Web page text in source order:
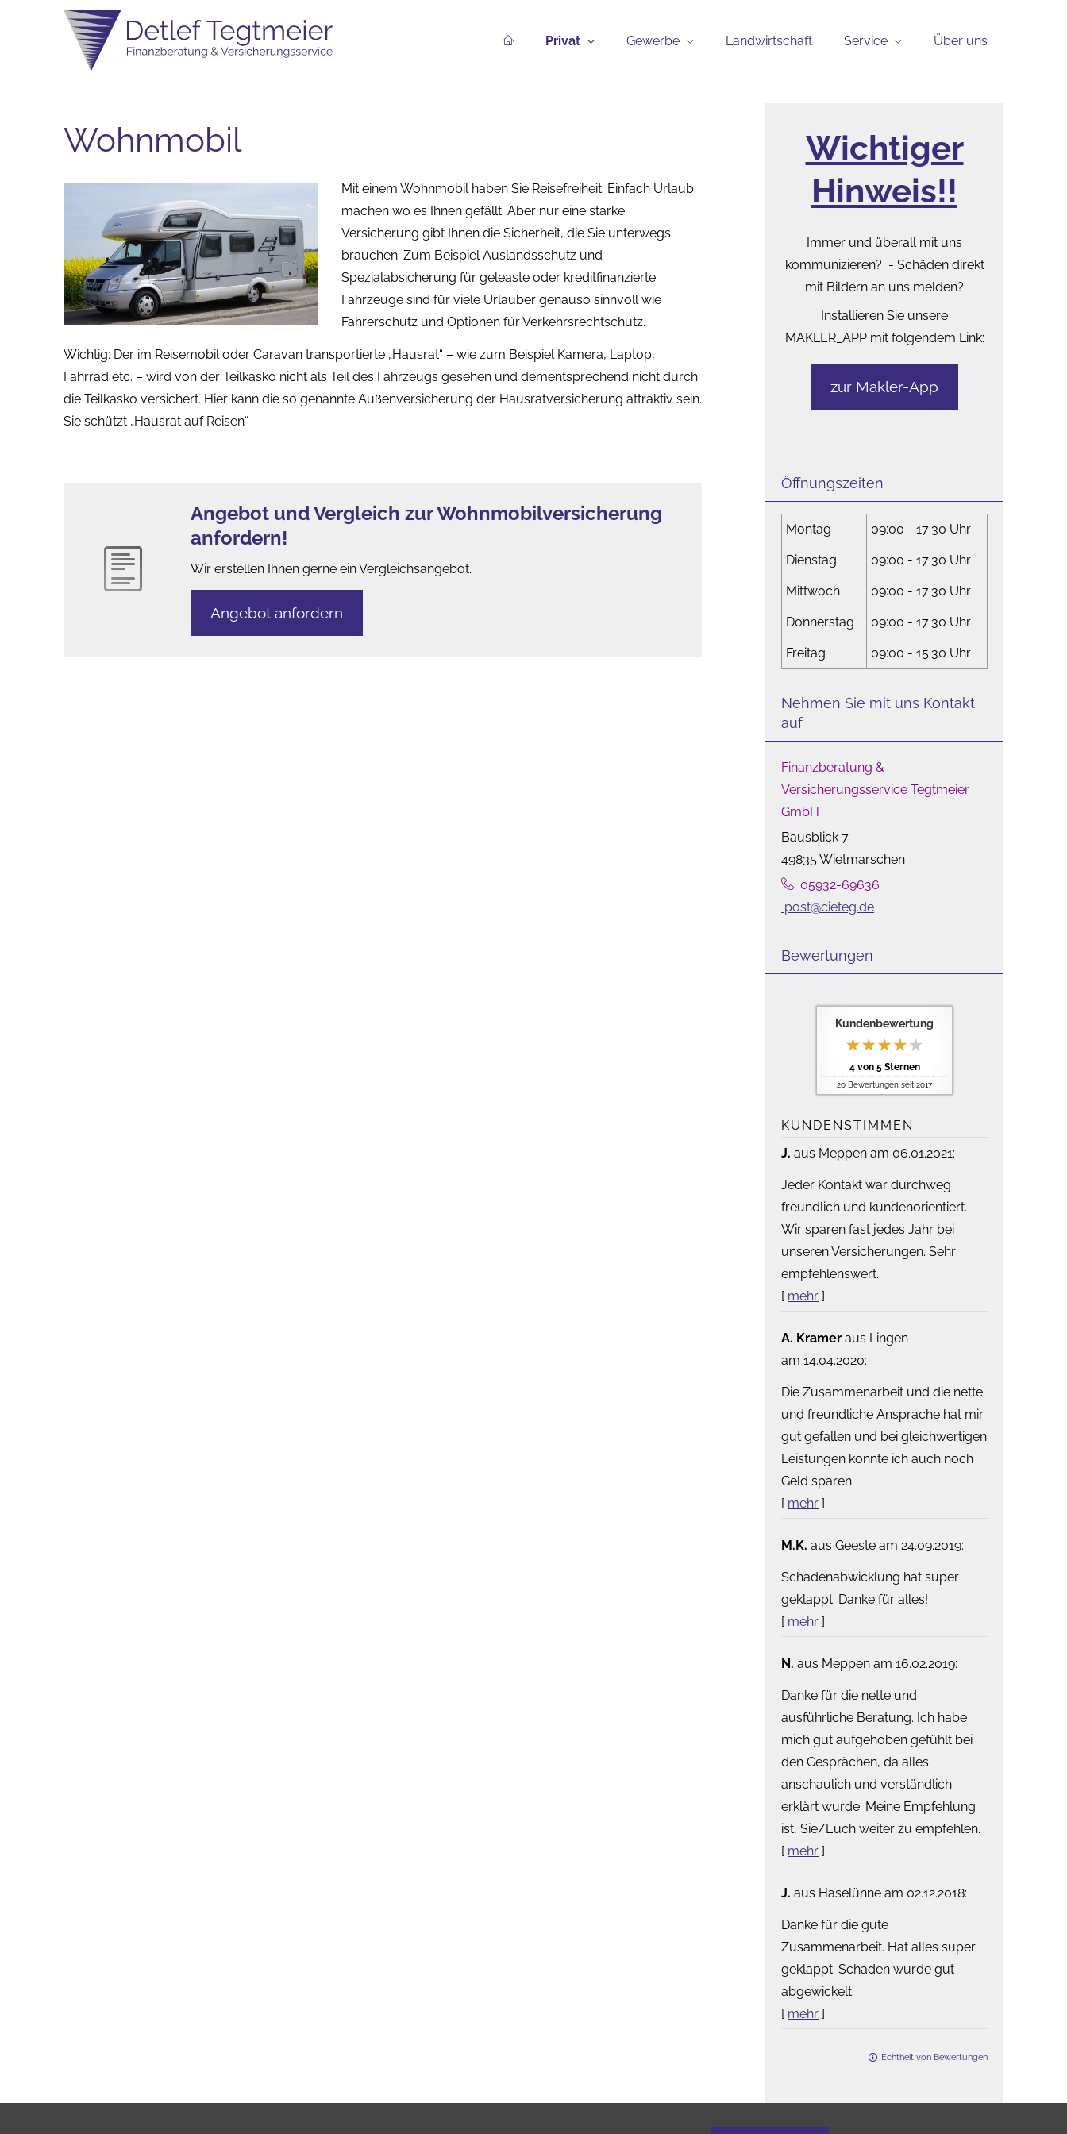
Privat Gewerbe Landwirtschaft Service Über uns
Wichtiger
Hinweis!!
Immer und überall mit uns
kommunizieren? - Schäden direkt
mit Bildern an uns melden?
Installieren Sie unsere
MAKLER_APP mit folgendem Link:
zur Makler-App
Öffnungszeiten
Montag 09:00 - 17:30 Uhr
Dienstag 09:00 - 17:30 Uhr
Mittwoch 09:00 - 17:30 Uhr
Donnerstag 09:00 - 17:30 Uhr
Freitag 09:00 - 15:30 Uhr
Nehmen Sie mit uns Kontakt
auf
Finanzberatung &
Versicherungsservice Tegtmeier
GmbH
Bausblick 7
49835 Wietmarschen
05932-69636
post@cieteg.de
Bewertungen
Kundenbewertung
4von 5Sternen
20 Bewertungen seit 2017
KUNDENSTIMMEN:
J. aus Meppen am 06.01.2021:
Jeder Kontakt war durchweg
freundlich und kundenorientiert.
Wir sparen fast jedes Jahr bei
unseren Versicherungen. Sehr
empfehlenswert.
[ mehr ]
A. Kramer aus Lingen
am 14.04.2020:
Die Zusammenarbeit und die nette
und freundliche Ansprache hat mir
gut gefallen und bei gleichwertigen
Leistungen konnte ich auch noch
Geld sparen.
[ mehr ]
M.K. aus Geeste am 24.09.2019:
Schadenabwicklung hat super
geklappt. Danke für alles!
[ mehr ]
N. aus Meppen am 16.02.2019:
Danke für die nette und
ausführliche Beratung. Ich habe
mich gut aufgehoben gefühlt bei
den Gesprächen, da alles
anschaulich und verständlich
erklärt wurde. Meine Empfehlung
ist, Sie/Euch weiter zu empfehlen.
[ mehr ]
J. aus Haselünne am 02.12.2018:
Danke für die gute
Zusammenarbeit. Hat alles super
geklappt. Schaden wurde gut
abgewickelt.
[ mehr ]
Echtheit von Bewertungen
Wohnmobil
Mit einem Wohnmobil haben Sie Reisefreiheit. Einfach Urlaub
machen wo es Ihnen gefällt. Aber nur eine starke
Versicherung gibt Ihnen die Sicherheit, die Sie unterwegs
brauchen. Zum Beispiel Auslandsschutz und
Spezialabsicherung für geleaste oder kreditfinanzierte
Fahrzeuge sind für viele Urlauber genauso sinnvoll wie
Fahrerschutz und Optionen für Verkehrsrechtschutz.
Wichtig: Der im Reisemobil oder Caravan transportierte „Hausrat“ – wie zum Beispiel Kamera, Laptop,
Fahrrad etc. – wird von der Teilkasko nicht als Teil des Fahrzeugs gesehen und dementsprechend nicht durch
die Teilkasko versichert. Hier kann die so genannte Außenversicherung der Haus­rat­ver­si­che­rung attraktiv sein.
Sie schützt „Hausrat auf Reisen“.
Angebot und Vergleich zur Wohnmobilversicherung
anfordern!
Wir erstellen Ihnen gerne ein Vergleichsangebot.
An­ge­bot an­for­dern